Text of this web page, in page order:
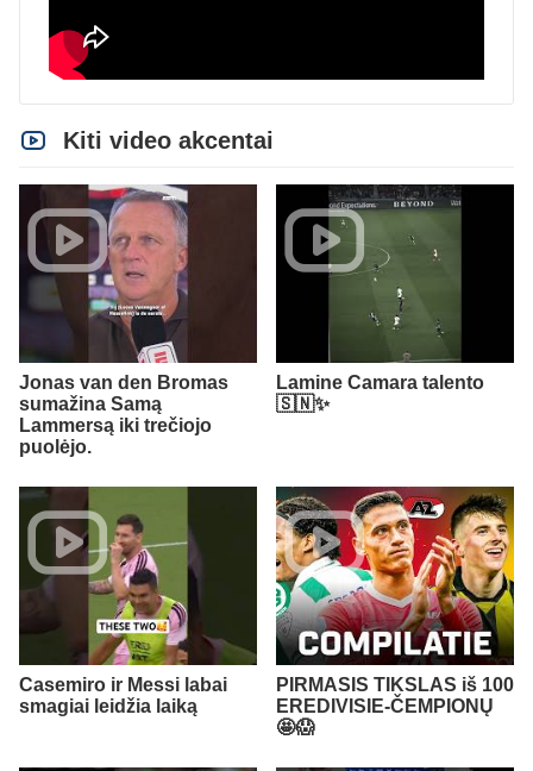
Kiti video akcentai
Jonas van den Bromas
sumažina Samą
Lammersą iki trečiojo
puolėjo.
Lamine Camara talento
🇸🇳✨
Casemiro ir Messi labai
smagiai leidžia laiką
PIRMASIS TIKSLAS iš 100
EREDIVISIE-ČEMPIONŲ
🤩😱